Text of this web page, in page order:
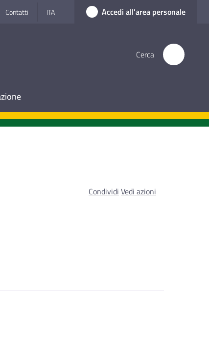
Contatti ITA Accedi all'area personale
Cerca
Condividi Vedi azioni